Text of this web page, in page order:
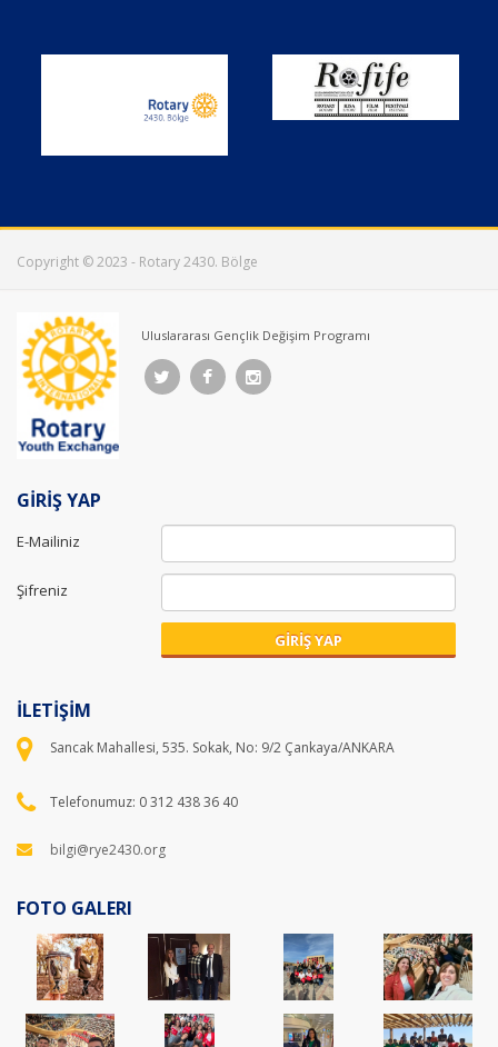
Copyright © 2023 - Rotary 2430. Bölge
Uluslararası Gençlik Değişim Programı
GİRİŞ YAP
E-Mailiniz
Şifreniz
GİRİŞ YAP
İLETİŞİM
Sancak Mahallesi, 535. Sokak, No: 9/2 Çankaya/ANKARA
Telefonumuz: 0 312 438 36 40
bilgi@rye2430.org
FOTO GALERI